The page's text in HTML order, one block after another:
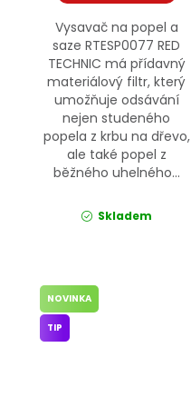
Vysavač na popel a
saze RTESP0077 RED
TECHNIC má přídavný
materiálový filtr, který
umožňuje odsávání
nejen studeného
popela z krbu na dřevo,
ale také popel z
běžného uhelného...
Skladem
NOVINKA
TIP